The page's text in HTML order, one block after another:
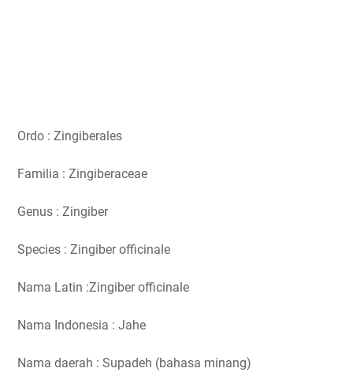
Ordo : Zingiberales
Familia : Zingiberaceae
Genus : Zingiber
Species : Zingiber officinale
Nama Latin :Zingiber officinale
Nama Indonesia : Jahe
Nama daerah : Supadeh (bahasa minang)